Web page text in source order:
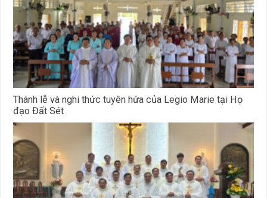
Thánh lễ và nghi thức tuyên hứa của Legio Marie tại Họ
đạo Đất Sét